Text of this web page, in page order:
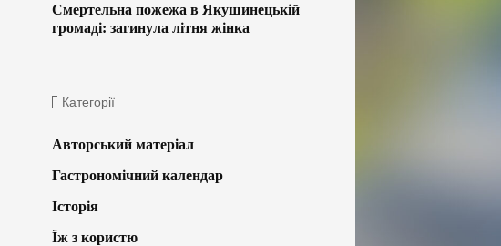
Смертельна пожежа в Якушинецькій
громаді: загинула літня жінка
Категорії
Авторський матеріал
Гастрономічний календар
Історія
Їж з користю